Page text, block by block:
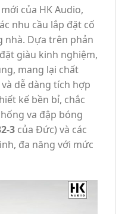
của HK Audio,
nhu cầu lắp đặt cố
nhà. Dựa trên phản
giàu kinh nghiệm,
mang lại chất
dễ dàng tích hợp
kế bền bỉ, chắc
va đập bóng
3 của Đức) và các
đa năng với mức